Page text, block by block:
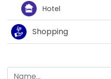
Hotel
Shopping